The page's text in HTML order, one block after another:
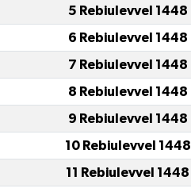
5 Rebiulevvel 1448
6 Rebiulevvel 1448
7 Rebiulevvel 1448
8 Rebiulevvel 1448
9 Rebiulevvel 1448
10 Rebiulevvel 1448
11 Rebiulevvel 1448